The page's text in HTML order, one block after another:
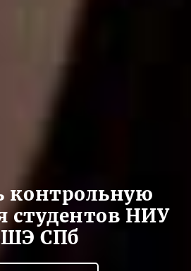
контрольную
студентов НИУ
СПб